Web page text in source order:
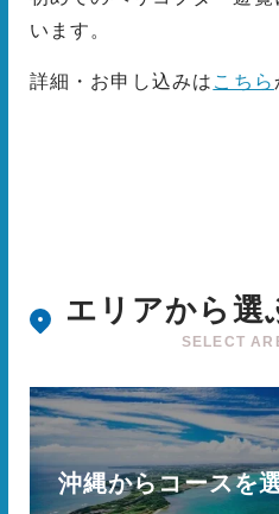
います。
詳細・お申し込みは こちら
エリアから選
SELECT
沖縄からコースを